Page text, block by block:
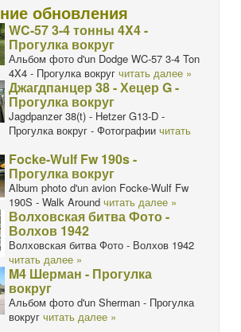
обновления
WC-57 3-4 тонны 4X4 -
Прогулка вокруг
Альбом фото d'un Dodge WC-57 3-4 Ton
4X4 - Прогулка вокруг читать далее »
Джагдпанцер 38 - Хецер G -
Прогулка вокруг
Jagdpanzer 38(t) - Hetzer G13-D -
Прогулка вокруг - Фотографии читать
Focke-Wulf Fw 190s -
Прогулка вокруг
Album photo d'un avion Focke-Wulf Fw
190S - Walk Around читать далее »
Волховская битва Фото -
Волхов 1942
Волховская битва Фото - Волхов 1942
читать далее »
M4 Шерман - Прогулка
вокруг
Альбом фото d'un Sherman - Прогулка
вокруг читать далее »